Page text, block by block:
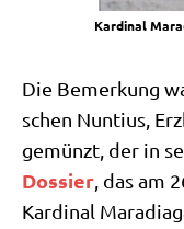
Kar­di­nal
Die Bemer­kung
schen Nun­ti­us,
gemünzt, der in
Dos­sier, das am
Kar­di­nal